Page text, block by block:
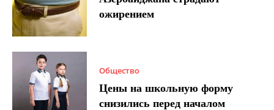
ожирением
Общество
Цены на школьную форму
снизились перед началом